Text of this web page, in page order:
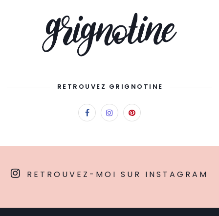
RETROUVEZ GRIGNOTINE
RETROUVEZ-MOI SUR INSTAGRAM